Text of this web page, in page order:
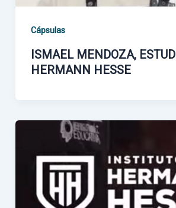
Cápsulas
ISMAEL MENDOZA,
HERMANN HESSE